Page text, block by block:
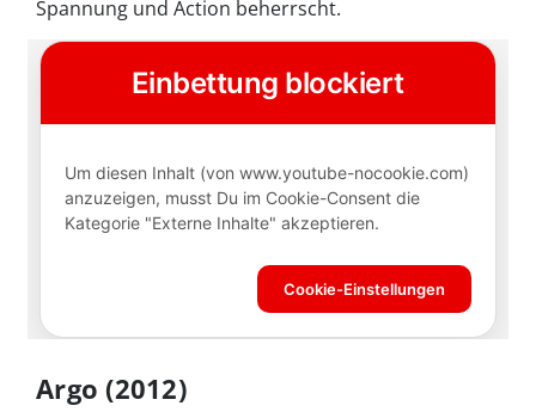
Spannung und Action beherrscht.
Argo (2012)